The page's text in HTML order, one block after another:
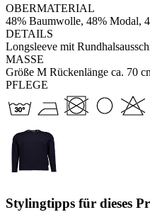
OBERMATERIAL
48% Baumwolle, 48% Modal,
DETAILS
Longsleeve mit
MASSE
Größe M Rückenlänge ca. 70
PFLEGE
Stylingtipps für dieses